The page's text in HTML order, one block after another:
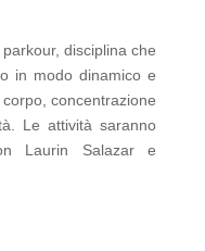
disciplina che
in modo dinamico e
concentrazione
Le attività saranno
Laurin Salazar e